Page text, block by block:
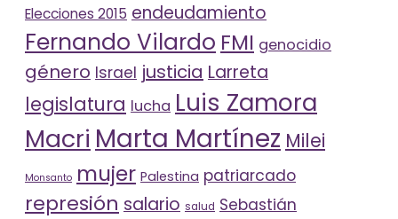
Elecciones 2015 endeudamiento
Fernando Vilardo FMI genocidio
género Israel justicia Larreta
legislatura lucha Luis Zamora
Macri Marta Martínez Milei
Monsanto mujer Palestina patriarcado
represión salario salud Sebastián